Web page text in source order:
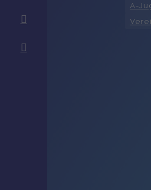
A-